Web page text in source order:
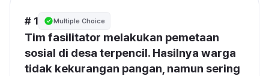
# 1 Multiple Choice
Tim fasilitator melakukan pemetaan
sosial di desa terpencil. Hasilnya warga
tidak kekurangan pangan, namun sering